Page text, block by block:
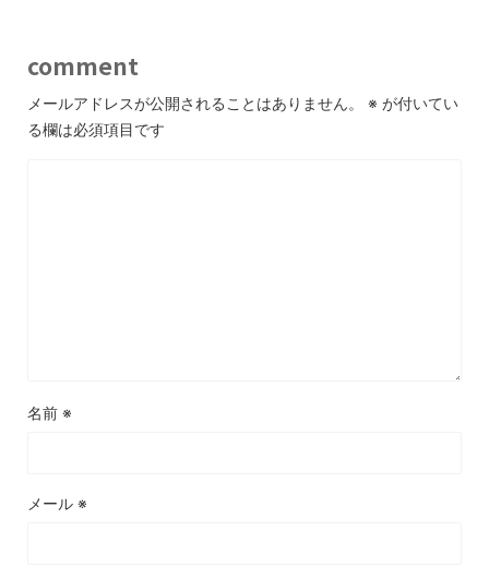
comment
メールアドレスが公開されることはありません。 ※ が付いてい
る欄は必須項目です
名前 ※
メール ※